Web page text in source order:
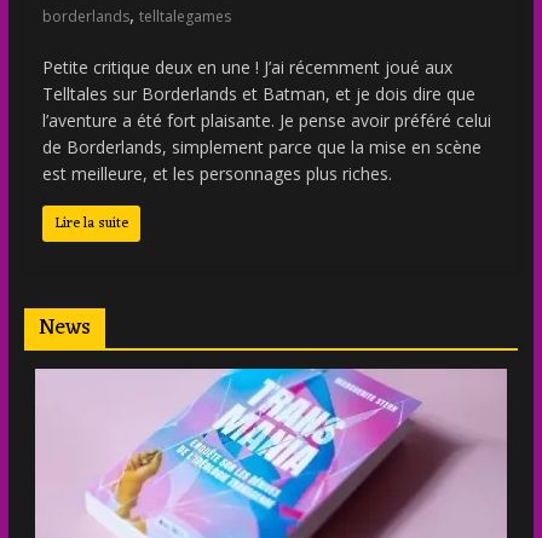
borderlands, telltalegames
Petite critique deux en une ! J’ai récemment joué aux
Telltales sur Borderlands et Batman, et je dois dire que
l’aventure a été fort plaisante. Je pense avoir préféré celui
de Borderlands, simplement parce que la mise en scène
est meilleure, et les personnages plus riches.
Lire la suite
News